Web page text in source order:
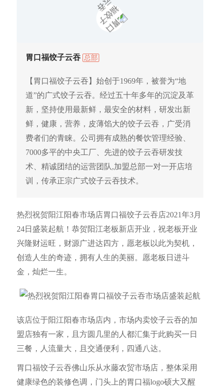
胃口福饺子云吞 总部
【胃口福饺子云吞】始创于1969年，被誉为“地
道”的广式饺子云吞。经过五十年多年的沉淀及革
新，坚持使用最新鲜，最安全的材料，研发出新
鲜，健康，营养，皮薄馅大的饺子云吞，广受消
费者们的青睐。公司拥有成熟的餐饮管理经验、
7000多平的中央工厂、先进的饺子云吞研发技
术、精诚团结的运营团队,加盟总部一对一开店培
训，传承正宗广式饺子云吞技术。
热烈祝贺阳江阳春市场店胃口福饺子云吞店2021年3月
24日盛装起航！恭贺阳江老板新店开业，祝老板开业
兴隆财运旺，财源广进达四方，愿老板以此为契机，
创造人生的奇迹，拥有人生的美丽。愿老板日进斗
金，灿烂一生。
该店位于阳江阳春市场店内，市场内卖饺子云吞的加
盟店独有一家，且方圆几里的人都汇集于此购买一日
三餐，人流量大，且交通便利，四通八达。
胃口福饺子云吞佛山乐从水藤农贸市场店，整体采用
健康绿色的装修色调，门头上的胃口福logo硕大又醒